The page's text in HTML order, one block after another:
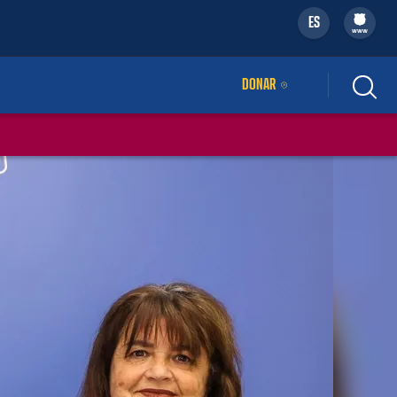
ES
filled-badge
www
DONARENLACE EXTERNO